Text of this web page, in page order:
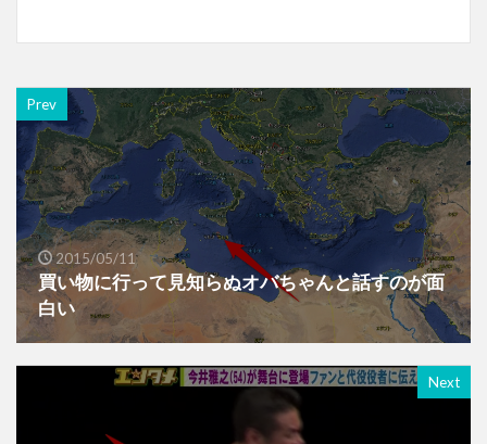
Prev
2015/05/11
買い物に行って見知らぬオバちゃんと話すのが面
白い
Next